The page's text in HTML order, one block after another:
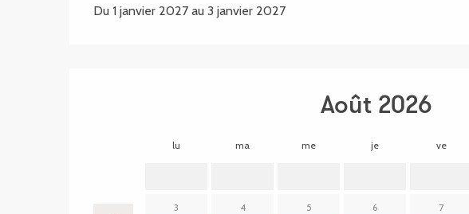
Du 1 janvier 2027 au 3 janvier 2027
Août 2026
lu ma me je ve
3 4 5 6 7